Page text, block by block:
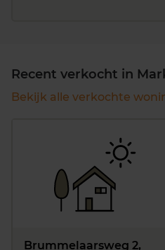
Recent verkocht in
Bekijk alle verkochte
Brummelaarsweg 2,